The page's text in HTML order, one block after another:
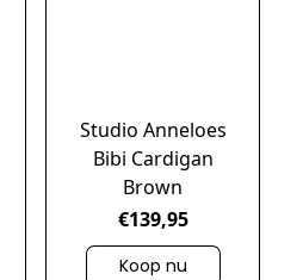
Studio Anneloes
Bibi Cardigan
Brown
€139,95
Koop nu